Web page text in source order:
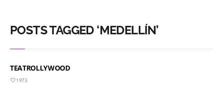
POSTS TAGGED ‘MEDELLÍN’
TEATROLLYWOOD
1973